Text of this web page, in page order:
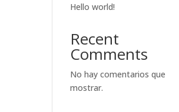
Hello world!
Recent
Comments
No hay comentarios que
mostrar.